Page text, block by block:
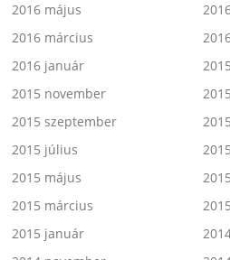
2016 május
2016 március
2016 január
2015 november
2015 szeptember
2015 július
2015 május
2015 március
2015 január